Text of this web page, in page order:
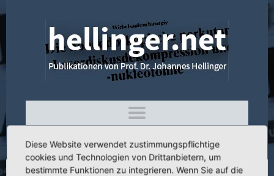
Diese Website verwendet zustimmungspflichtige
cookies und Technologien von Drittanbietern, um
bestimmte Funktionen zu integrieren. Wenn Sie auf die